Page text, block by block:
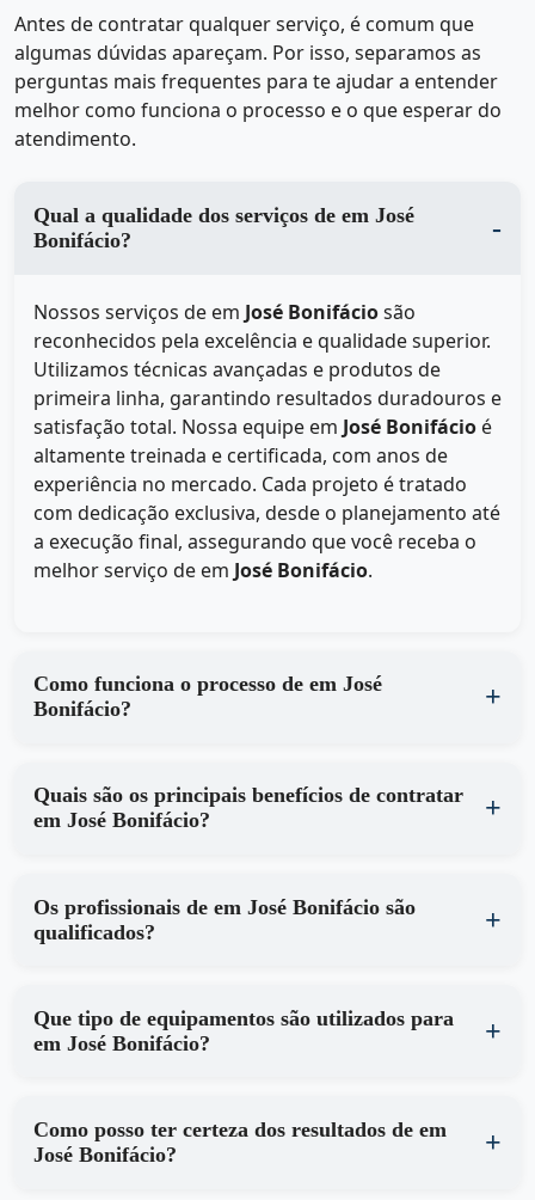
Antes de contratar qualquer serviço, é comum que
algumas dúvidas apareçam. Por isso, separamos as
perguntas mais frequentes para te ajudar a entender
melhor como funciona o processo e o que esperar do
atendimento.
Qual a qualidade dos serviços de em José
Bonifácio?
Nossos serviços de em José Bonifáciosão
reconhecidos pela excelência e qualidade superior.
Utilizamos técnicas avançadas e produtos de
primeira linha, garantindo resultados duradouros e
satisfação total. Nossa equipe em José Bonifácio é
altamente treinada e certificada, com anos de
experiência no mercado. Cada projeto é tratado
com dedicação exclusiva, desde o planejamento até
a execução final, assegurando que você receba o
melhor serviço de em José Bonifácio.
Como funciona o processo de em José
Bonifácio?
Quais são os principais benefícios de contratar
em José Bonifácio?
Os profissionais de em José Bonifácio são
qualificados?
Que tipo de equipamentos são utilizados para
em José Bonifácio?
Como posso ter certeza dos resultados de em
José Bonifácio?